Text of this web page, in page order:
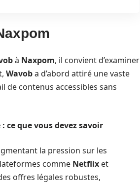
à Naxpom, il convient d’examiner
Wavoba d’abord attiré une vaste
de contenus accessibles sans
ce que vous devez savoir
la pression sur les
comme Netflix et
offres légales robustes,